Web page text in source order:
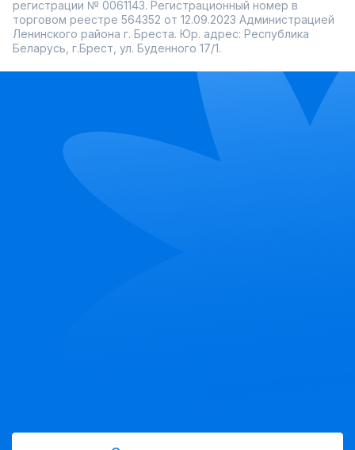
регистрации № 0061143. Регистрационный номер в
торговом реестре 564352 от 12.09.2023 Администрацией
Ленинского района г. Бреста. Юр. адрес: Республика
Беларусь, г.Брест, ул. Буденного 17/1.